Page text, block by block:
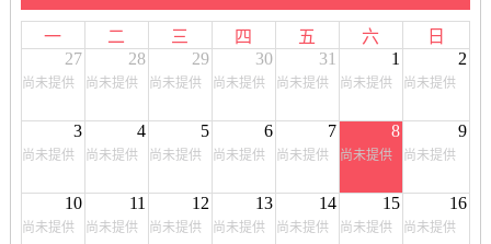
一 二 三 四 五 六
日
27
尚未提供
28
尚未提供
29
尚未提供
30
尚未提供
31
尚未提供
1
尚未提供
2
尚未提供
3
尚未提供
4
尚未提供
5
尚未提供
6
尚未提供
7
尚未提供
8
尚未提供
9
尚未提供
10
尚未提供
11
尚未提供
12
尚未提供
13
尚未提供
14
尚未提供
15
尚未提供
16
尚未提供